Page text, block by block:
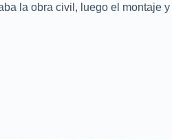
la obra civil, luego el montaje y